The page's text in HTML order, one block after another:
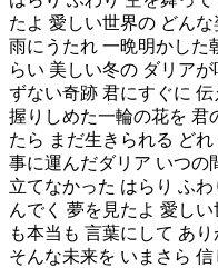
たよ 愛しい世界の どん
雨にうたれ 一晩明かした
らい 美しい冬の ダリア
ずない奇跡 君にすぐに
握りしめた一輪の花を 君
たら まだ生きられる ど
事に運んだダリア いつの
立てなかった はらり ふ
んでく 夢を見たよ 愛し
も本当も 言葉にして あ
そんな未来を いまさら